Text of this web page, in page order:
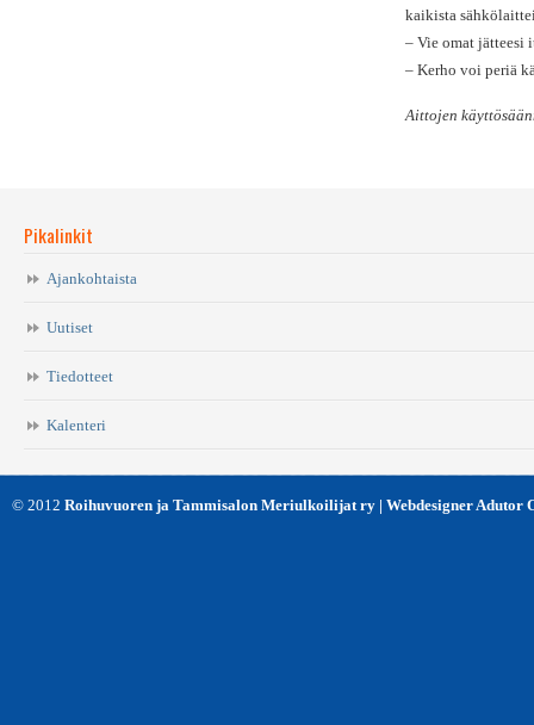
kaikista
– Vie omat jätteesi
– Kerho voi periä
Aittojen
Pikalinkit
Ajankohtaista
Uutiset
Tiedotteet
Kalenteri
© 2012 Roihuvuoren ja Tammisalon Meriulkoilijat ry | Webdesigner Adutor